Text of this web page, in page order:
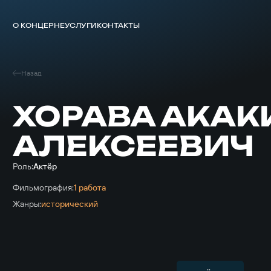
О КОНЦЕРНЕУСЛУГИКОНТАКТЫ
Назад
ХОРАВА
АЛЕКСЕЕВИЧ
Роль:Актёр
Фильмография:1 работа
Жанры:исторический